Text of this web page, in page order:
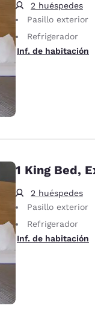
2 huéspedes
Pasillo exterior
Refrigerador
Inf. de habitación
1 King Bed,
2 huéspedes
Pasillo exterior
Refrigerador
Inf. de habitación